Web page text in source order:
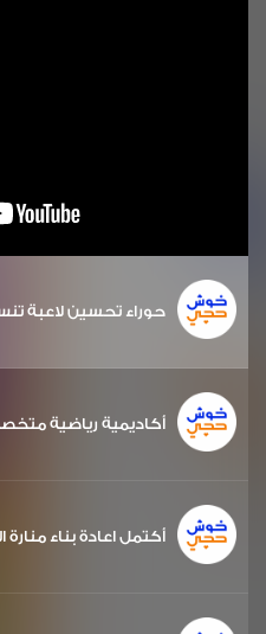
حوراء تحسين لاعبة
أكاديمية رياضية
أكتمل اعادة بناء